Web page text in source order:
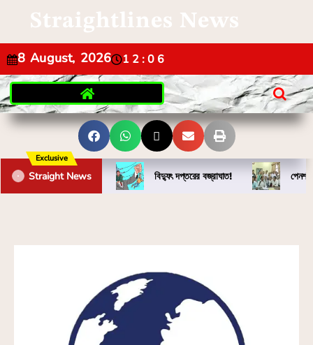
Straightlines News
8 August, 2026 12:06
Exclusive
Straight News বিদ্যুৎ দপ্তরের বজ্রাঘাত! পেনশন